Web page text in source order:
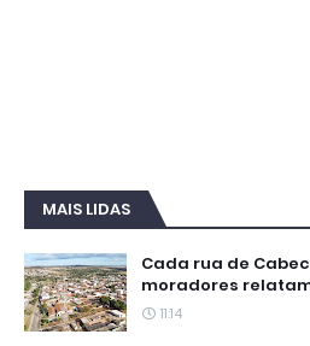
MAIS LIDAS
Cada rua de
moradores
11:14